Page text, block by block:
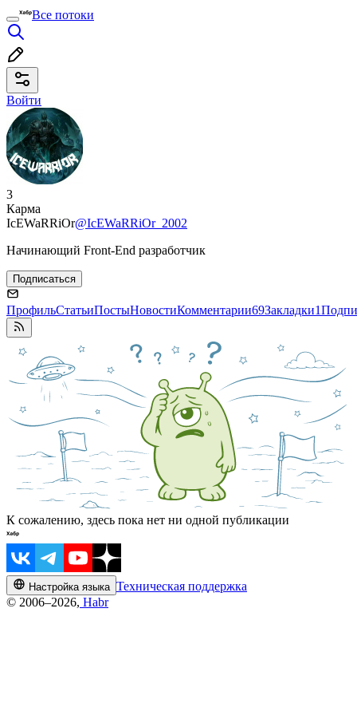
Все потоки
Войти
3
Карма
IcEWaRRiOr@IcEWaRRiOr_2002
Начинающий Front-End разработчик
Подписаться
ПрофильСтатьиПостыНовостиКомментарии69Закладки1
К сожалению, здесь пока нет ни одной публикации
Настройка языка Техническая поддержка
© 2006–2026, Habr